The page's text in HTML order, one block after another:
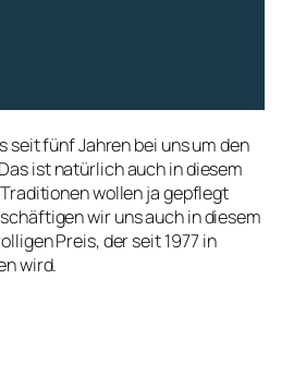
seit fünf Jahren bei uns um den
ist natürlich auch in diesem
wollen ja gepflegt
wir uns auch in diesem
Preis, der seit 1977 in
wird.